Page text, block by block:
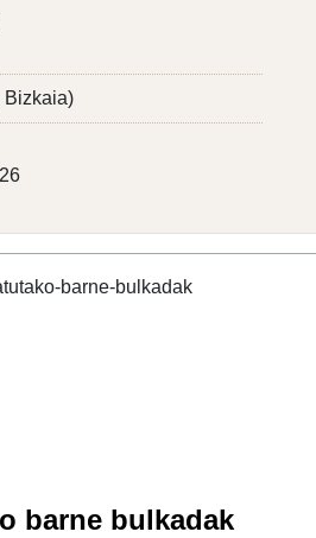
Bizkaia)
barne bulkadak